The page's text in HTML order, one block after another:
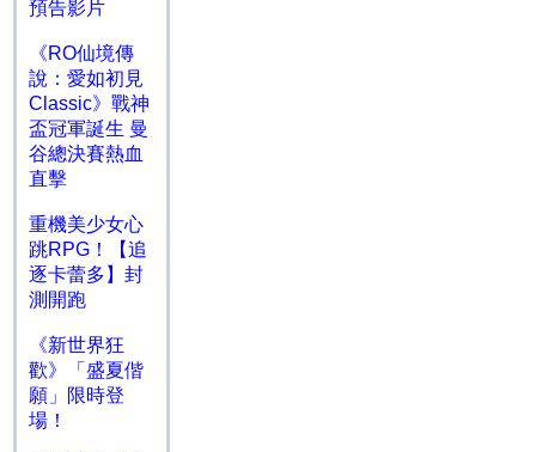
預告影片
《RO仙境傳
說：愛如初見
Classic》戰神
盃冠軍誕生 曼
谷總決賽熱血
直擊
重機美少女心
跳RPG！【追
逐卡蕾多】封
測開跑
《新世界狂
歡》「盛夏偕
願」限時登
場！